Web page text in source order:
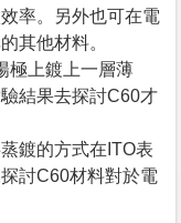
率。另外也可在電
其他材料。
極上鍍上一層薄
結果去探討C60才
鍍的方式在ITO表
討C60材料對於電